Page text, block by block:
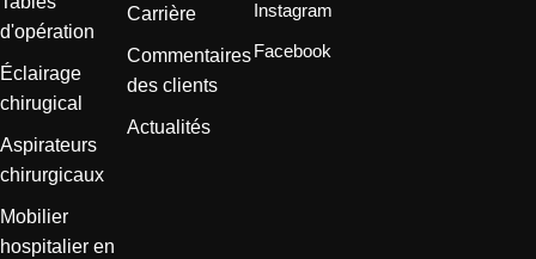
d'opération
Éclairage
chirugical
Aspirateurs
chirurgicaux
Mobilier
hospitalier en
Carrière
Commentaires
des clients
Actualités
Instagram
Facebook